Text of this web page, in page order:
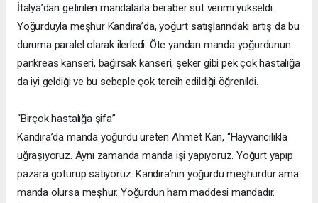
İtalya’dan getirilen mandalarla beraber süt verimi yükseldi.
Yoğurduyla meşhur Kandıra’da, yoğurt satışlarındaki artış da bu
duruma paralel olarak ilerledi. Öte yandan manda yoğurdunun
pankreas kanseri, bağırsak kanseri, şeker gibi pek çok hastalığa
da iyi geldiği ve bu sebeple çok tercih edildiği öğrenildi.
“Birçok hastalığa şifa”
Kandıra’da manda yoğurdu üreten Ahmet Kan, “Hayvancılıkla
uğraşıyoruz. Aynı zamanda manda işi yapıyoruz. Yoğurt yapıp
pazara götürüp satıyoruz. Kandıra’nın yoğurdu meşhurdur ama
manda olursa meşhur. Yoğurdun ham maddesi mandadır.